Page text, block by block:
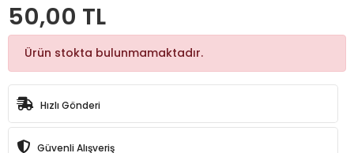
50,00 TL
Ürün stokta bulunmamaktadır.
Hızlı Gönderi
Güvenli Alışveriş